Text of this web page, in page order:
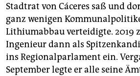
Stadtrat von Cáceres saß und
ganz wenigen
Lithiumabbau verteidigte. 2019
Ingenieur dann als
ins Regionalparlament ein.
September legte er alle seine